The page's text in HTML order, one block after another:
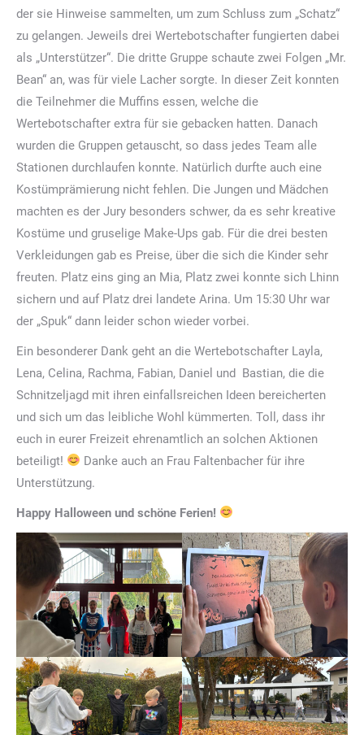
der sie Hinweise sammelten, um zum Schluss zum „Schatz“
zu gelangen. Jeweils drei Wertebotschafter fungierten dabei
als „Unterstützer“. Die dritte Gruppe schaute zwei Folgen „Mr.
Bean“ an, was für viele Lacher sorgte. In dieser Zeit konnten
die Teilnehmer die Muffins essen, welche die
Wertebotschafter extra für sie gebacken hatten. Danach
wurden die Gruppen getauscht, so dass jedes Team alle
Stationen durchlaufen konnte. Natürlich durfte auch eine
Kostümprämierung nicht fehlen. Die Jungen und Mädchen
machten es der Jury besonders schwer, da es sehr kreative
Kostüme und gruselige Make-Ups gab. Für die drei besten
Verkleidungen gab es Preise, über die sich die Kinder sehr
freuten. Platz eins ging an Mia, Platz zwei konnte sich Lhinn
sichern und auf Platz drei landete Arina. Um 15:30 Uhr war
der „Spuk“ dann leider schon wieder vorbei.
Ein besonderer Dank geht an die Wertebotschafter Layla,
Lena, Celina, Rachma, Fabian, Daniel und Bastian, die die
Schnitzeljagd mit ihren einfallsreichen Ideen bereicherten
und sich um das leibliche Wohl kümmerten. Toll, dass ihr
euch in eurer Freizeit ehrenamtlich an solchen Aktionen
beteiligt!
Danke auch an Frau Faltenbacher für ihre
Unterstützung.
Happy Halloween und schöne Ferien!